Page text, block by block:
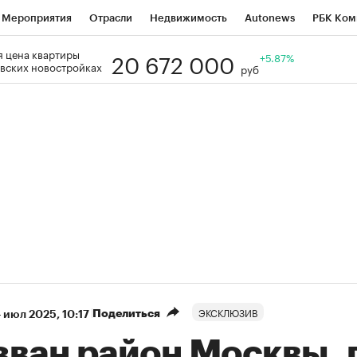
Мероприятия Отрасли Недвижимость Autonews РБК
Визионеры
цена квартиры
новостройках
20 672 000 руб
+5.87%
июл 2025, 10:17 Поделиться ЭКСКЛЮЗИВ